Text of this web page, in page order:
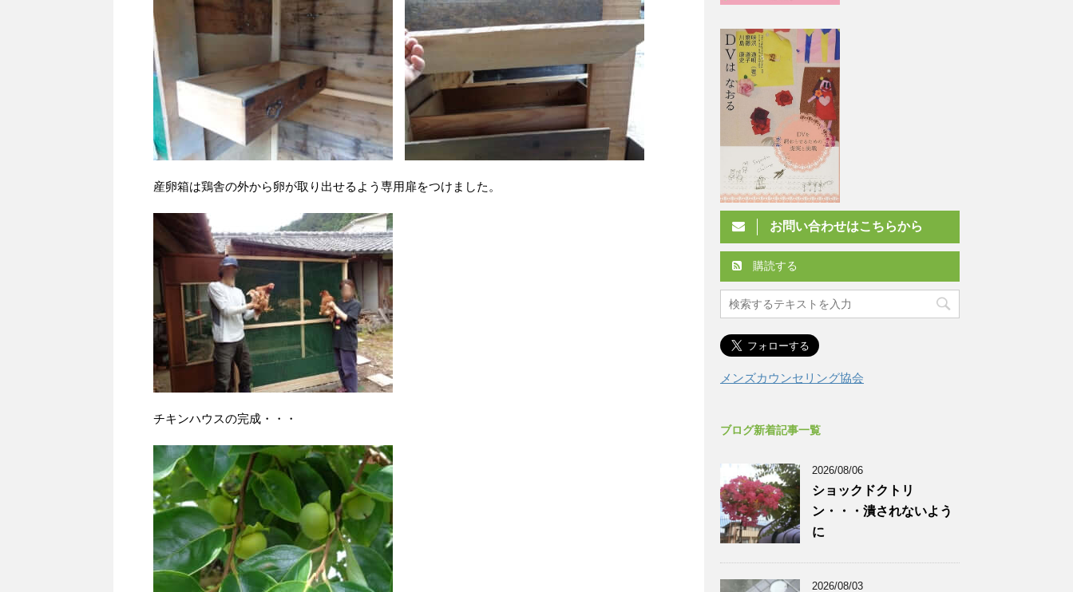
産卵箱は鶏舎の外から卵が取り出せるよう専用扉をつけました。
チキンハウスの完成・・・
お問い合わせはこちらから
購読する
メンズカウンセリング協会
ブログ新着記事一覧
2026/08/06
ショックドクトリ
ン・・・潰されないよう
に
2026/08/03